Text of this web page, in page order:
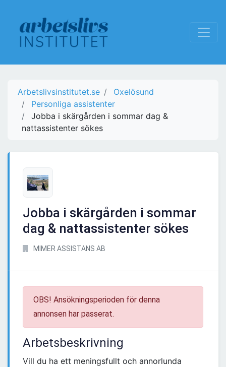
Arbetslivsinstitutet.se
Oxelösund
Personliga assistenter
Jobba i skärgården i sommar dag &
nattassistenter sökes
Jobba i skärgården i sommar
dag & nattassistenter sökes
MIMER ASSISTANS AB
OBS! Ansökningsperioden för denna
annonsen har passerat.
Arbetsbeskrivning
Vill du ha ett meningsfullt och annorlunda